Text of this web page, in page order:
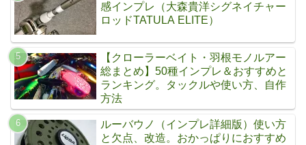
感インプレ（大森貴洋シグネイチャー
ロッドTATULA ELITE）
【クローラーベイト・羽根モノルアー
総まとめ】50種インプレ＆おすすめと
ランキング。タックルや使い方、自作
方法
ルーバウノ（インプレ詳細版）使い方
と欠点、改造。おかっぱりにおすすめ